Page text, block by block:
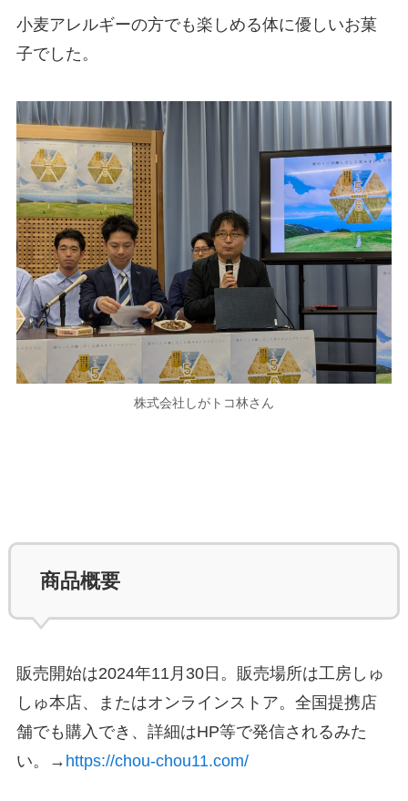
小麦アレルギーの方でも楽しめる体に優しいお菓
子でした。
株式会社しがトコ林さん
商品概要
販売開始は2024年11月30日。販売場所は工房しゅ
しゅ本店、またはオンラインストア。全国提携店
舗でも購入でき、詳細はHP等で発信されるみた
い。→ https://chou-chou11.com/